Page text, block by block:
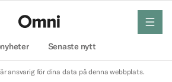
Senaste nytt
meny
ansvarig för dina data på denna webbplats.